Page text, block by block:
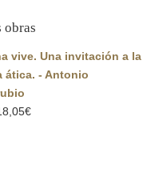
obras
vive. Una invitación a la
ática. - Antonio
€El